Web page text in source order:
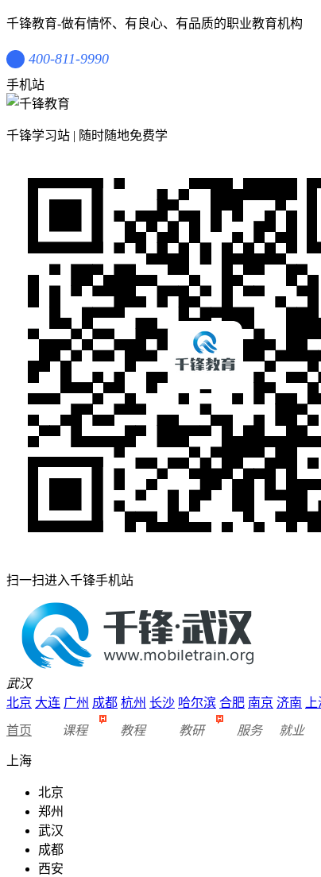
千锋教育-做有情怀、有良心、有品质的职业教育机构
400-811-9990
手机站
千锋学习站 | 随时随地免费学
扫一扫进入千锋手机站
武汉
北京 大连 广州 成都 杭州 长沙 哈尔滨 合肥 南京 济南
首页 课程 教程 教研 服务 就业
上海
北京
郑州
武汉
成都
西安